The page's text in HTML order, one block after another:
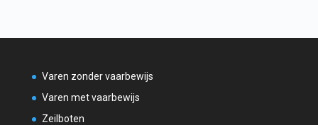
Varen zonder vaarbewijs
Varen met vaarbewijs
Zeilboten